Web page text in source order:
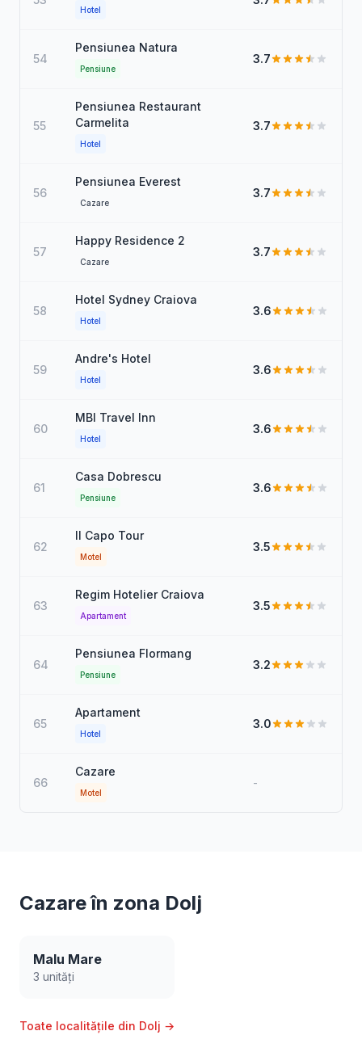
Hotel
54
Pensiunea Natura
Pensiune
3.7
55
Pensiunea Restaurant
Carmelita
Hotel
3.7
56
Pensiunea Everest
Cazare
3.7
57
Happy Residence 2
Cazare
3.7
58
Hotel Sydney Craiova
Hotel
3.6
59
Andre's Hotel
Hotel
3.6
60
MBI Travel Inn
Hotel
3.6
61
Casa Dobrescu
Pensiune
3.6
62
Il Capo Tour
Motel
3.5
63
Regim Hotelier Craiova
Apartament
3.5
64
Pensiunea Flormang
Pensiune
3.2
65
Apartament
Hotel
3.0
66
Cazare
Motel
-
Cazare în zona Dolj
Malu Mare
3 unități
Toate localitățile din Dolj →